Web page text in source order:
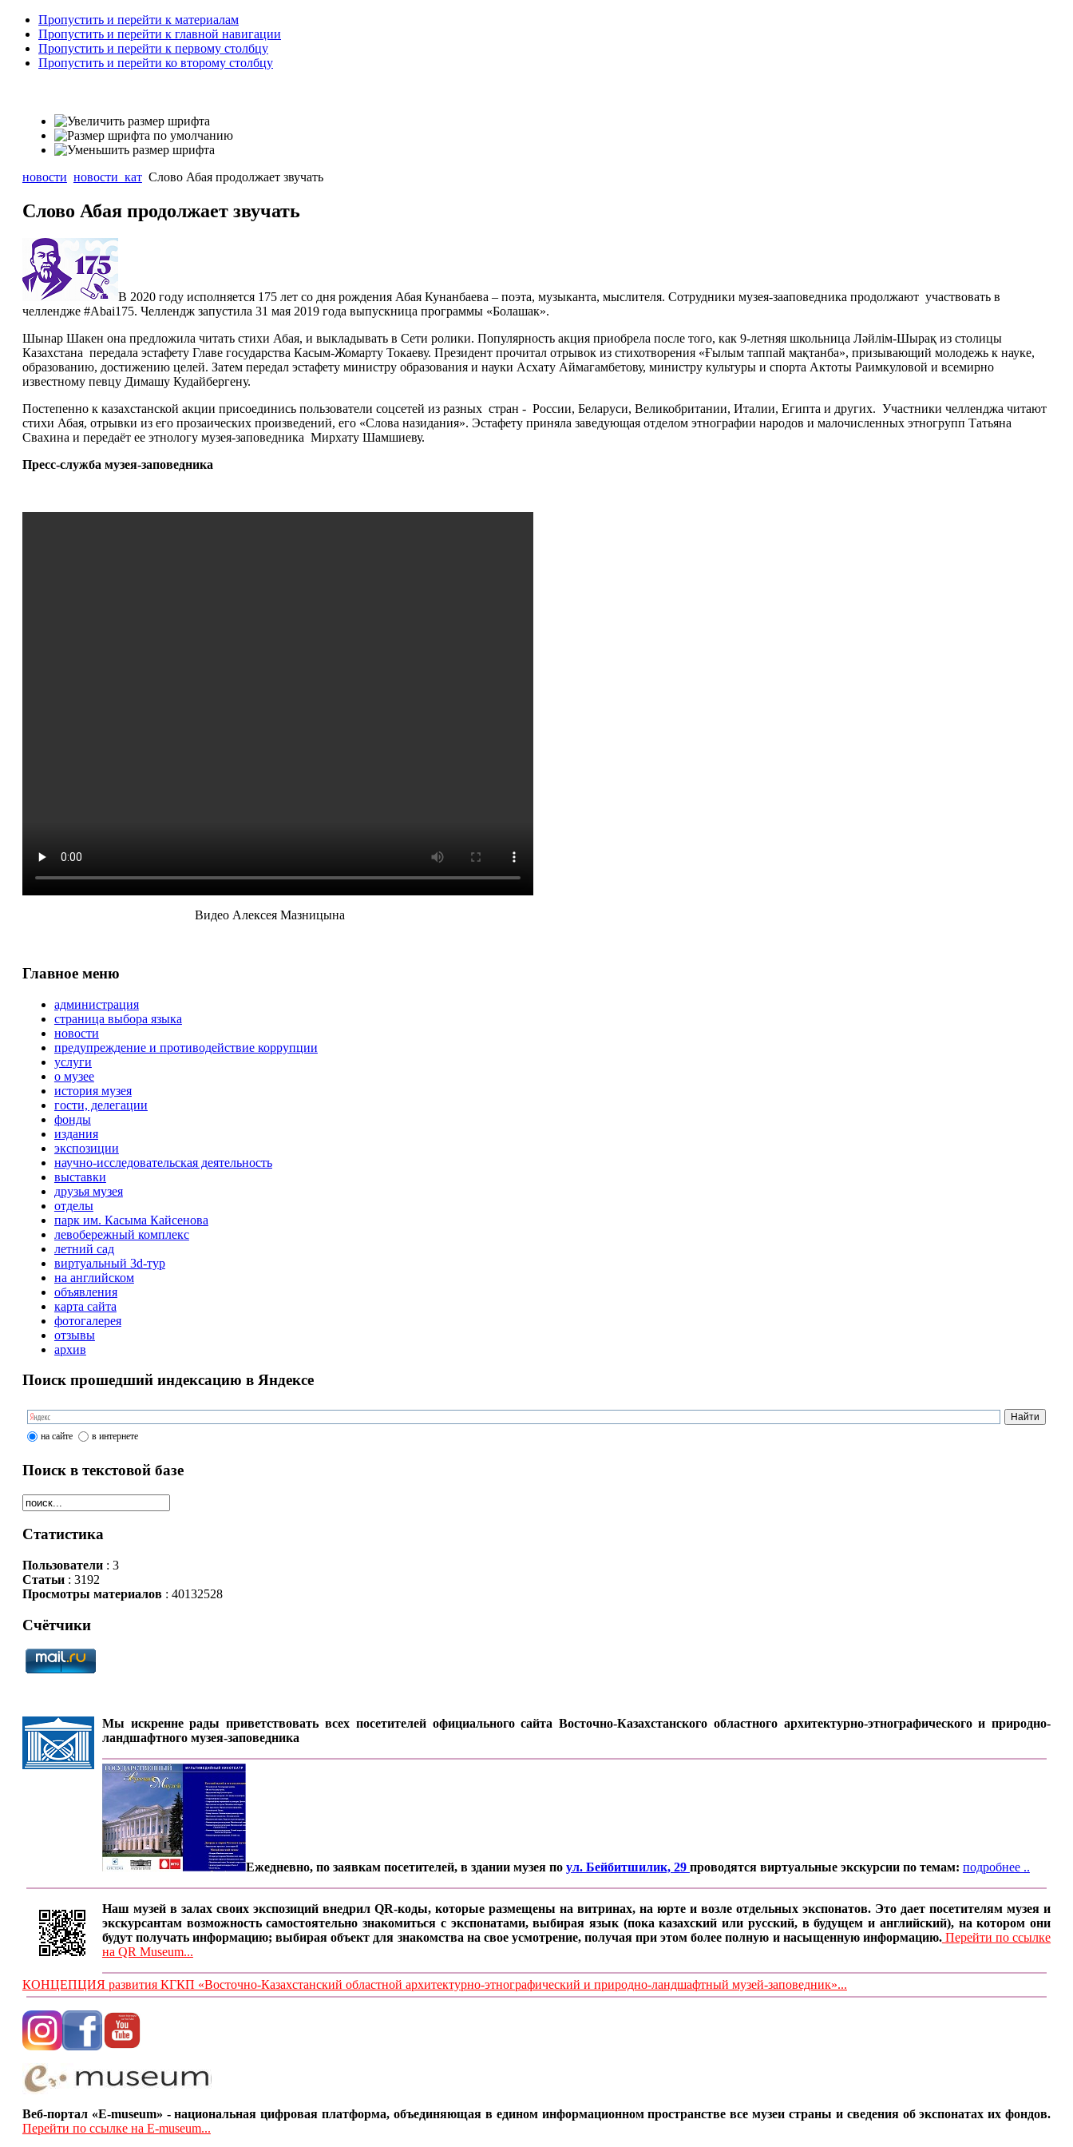
Пропустить и перейти к материалам
Пропустить и перейти к главной навигации
Пропустить и перейти к первому столбцу
Пропустить и перейти ко второму столбцу
новости новости_кат Слово Абая продолжает звучать
Слово Абая продолжает звучать
В 2020 году исполняется 175 лет со дня рождения Абая Кунанбаева – поэта, музыканта, мыслителя. Сотрудники музея-зааповедника продолжают участвовать в
челлендже #Abai175. Челлендж запустила 31 мая 2019 года выпускница программы «Болашак».
Шынар Шакен она предложила читать стихи Абая, и выкладывать в Сети ролики. Популярность акция приобрела после того, как 9-летняя школьница Ләйлім-Шырақ из столицы
Казахстана передала эстафету Главе государства Касым-Жомарту Токаеву. Президент прочитал отрывок из стихотворения «Ғылым таппай мақтанба», призывающий молодежь к науке,
образованию, достижению целей. Затем передал эстафету министру образования и науки Асхату Аймагамбетову, министру культуры и спорта Актоты Раимкуловой и всемирно
известному певцу Димашу Кудайбергену.
Постепенно к казахстанской акции присоединись пользователи соцсетей из разных стран - России, Беларуси, Великобритании, Италии, Египта и других. Участники челленджа читают
стихи Абая, отрывки из его прозаических произведений, его «Слова назидания». Эстафету приняла заведующая отделом этнографии народов и малочисленных этногрупп Татьяна
Свахина и передаёт ее этнологу музея-заповедника Мирхату Шамшиеву.
Пресс-служба музея-заповедника
Видео Алексея Мазницына
Главное меню
администрация
страница выбора языка
новости
предупреждение и противодействие коррупции
услуги
о музее
история музея
гости, делегации
фонды
издания
экспозиции
научно-исследовательская деятельность
выставки
друзья музея
отделы
парк им. Касыма Кайсенова
левобережный комплекс
летний сад
виртуальный 3d-тур
на английском
объявления
карта сайта
фотогалерея
отзывы
архив
Поиск прошедший индексацию в Яндексе
на сайте в интернете
Поиск в текстовой базе
Статистика
Пользователи: 3
Статьи: 3192
Просмотры материалов: 40132528
Счётчики
Мы искренне рады приветствовать всех посетителей официального сайта Восточно-Казахстанского областного архитектурно-этнографического и природно-
ландшафтного музея-заповедника
Ежедневно, по заявкам посетителей, в здании музея по ул. Бейбитшилик, 29 проводятся виртуальные экскурсии по темам: подробнее ..
Наш музей в залах своих экспозиций внедрил QR-коды, которые размещены на витринах, на юрте и возле отдельных экспонатов. Это дает посетителям музея и
экскурсантам возможность самостоятельно знакомиться с экспонатами, выбирая язык (пока казахский или русский, в будущем и английский), на котором они
будут получать информацию; выбирая объект для знакомства на свое усмотрение, получая при этом более полную и насыщенную информацию.Перейти по ссылке
на QR Museum...
КОНЦЕПЦИЯ развития КГКП «Восточно-Казахстанский областной архитектурно-этнографический и природно-ландшафтный музей-заповедник»...
Веб-портал «E-museum» - национальная цифровая платформа, объединяющая в едином информационном пространстве все музеи страны и сведения об экспонатах их фондов.
Перейти по ссылке на E-museum...